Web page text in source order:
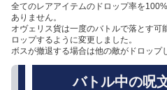
全てのレアアイテムのドロップ率を
ありません。
オヴェリス貨は一度のバトルで落とす可
ロップするように変更しました。
ボスが撤退する場合は他の敵がドロップ
バトル中の呪